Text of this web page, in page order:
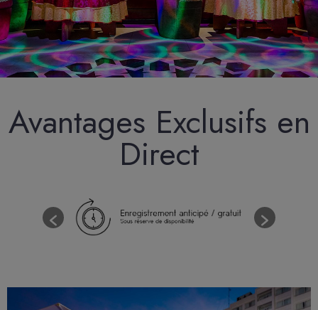
Avantages Exclusifs en
Direct